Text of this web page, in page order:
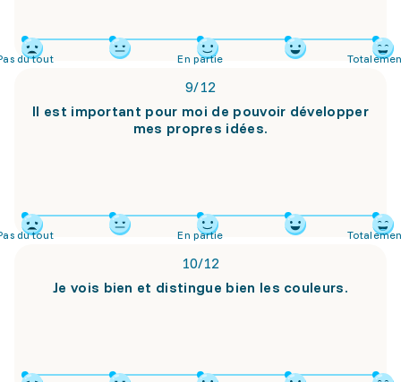
du tout En partie
9/12
Il est important pour moi de pouvoir développer
mes propres idées.
du tout En partie
10/12
Je vois bien et distingue bien les couleurs.